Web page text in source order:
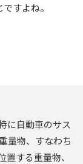
すよね。
に自動車のサス
量物、すなわち
する重量物、